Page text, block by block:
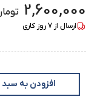
2,600,000
ارسال از 7روز کاری
افزودن به سبد